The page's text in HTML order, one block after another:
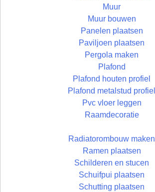
Muur
Muur bouwen
Panelen plaatsen
Paviljoen plaatsen
Pergola maken
Plafond
Plafond houten profiel
Plafond metalstud profiel
Pvc vloer leggen
Raamdecoratie
Radiatorombouw maken
Ramen plaatsen
Schilderen en stucen
Schuifpui plaatsen
Schutting plaatsen